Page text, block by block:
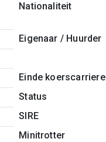
Nationaliteit
Eigenaar / Huurder
Einde koerscarriere
Status
SIRE
Minitrotter